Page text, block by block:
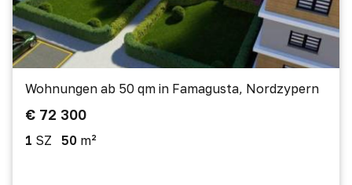
Wohnungen ab 50 qm in Famagusta, Nordzypern
€ 72 300
1 SZ 50 m²